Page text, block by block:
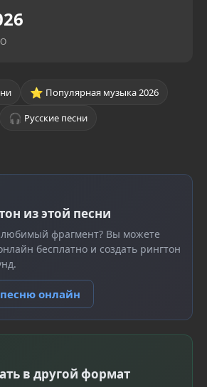
⭐ Популярная музыка 2026
🎧 Русские песни
из этой песни
любимый фрагмент? Вы можете
бесплатно и создать рингтон
онлайн
в другой формат